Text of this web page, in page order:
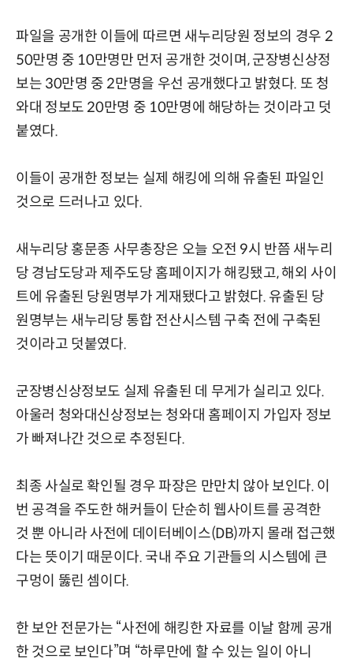
파일을 공개한 이들에 따르면 새누리당원 정보의 경우 2
50만명 중 10만명만 먼저 공개한 것이며, 군장병신상정
보는 30만명 중 2만명을 우선 공개했다고 밝혔다. 또 청
와대 정보도 20만명 중 10만명에 해당하는 것이라고 덧
붙였다.
이들이 공개한 정보는 실제 해킹에 의해 유출된 파일인
것으로 드러나고 있다.
새누리당 홍문종 사무총장은 오늘 오전 9시 반쯤 새누리
당 경남도당과 제주도당 홈페이지가 해킹됐고, 해외 사이
트에 유출된 당원명부가 게재됐다고 밝혔다. 유출된 당
원명부는 새누리당 통합 전산시스템 구축 전에 구축된
것이라고 덧붙였다.
군장병신상정보도 실제 유출된 데 무게가 실리고 있다.
아울러 청와대신상정보는 청와대 홈페이지 가입자 정보
가 빠져나간 것으로 추정된다.
최종 사실로 확인될 경우 파장은 만만치 않아 보인다. 이
번 공격을 주도한 해커들이 단순히 웹사이트를 공격한
것 뿐 아니라 사전에 데이터베이스(DB)까지 몰래 접근했
다는 뜻이기 때문이다. 국내 주요 기관들의 시스템에 큰
구멍이 뚫린 셈이다.
한 보안 전문가는 “사전에 해킹한 자료를 이날 함께 공개
한 것으로 보인다”며 “하루만에 할 수 있는 일이 아니